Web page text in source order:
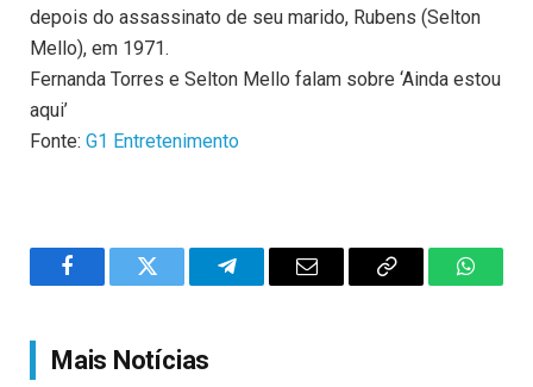
depois do assassinato de seu marido, Rubens (Selton
Mello), em 1971.
Fernanda Torres e Selton Mello falam sobre ‘Ainda estou
aqui’
Fonte: G1 Entretenimento
FacebookTwitter TelegramEmail
Copy
Mais Notícias